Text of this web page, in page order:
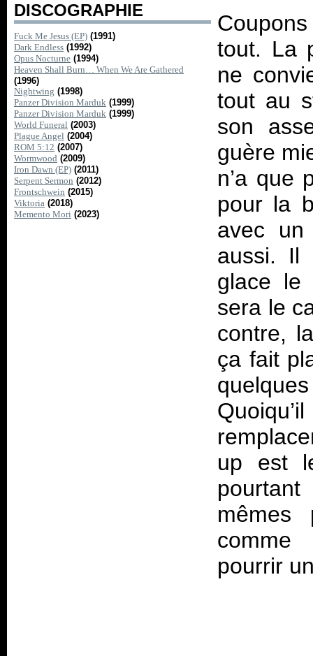
DISCOGRAPHIE
Fuck Me Jesus (EP) (1991)
Dark Endless (1992)
Opus Nocturne (1994)
Heaven Shall Burn… When We Are Gathered
(1996)
Nightwing (1998)
Panzer Division Marduk (1999)
Panzer Division Marduk (1999)
World Funeral (2003)
Plague Angel (2004)
ROM 5:12 (2007)
Wormwood (2009)
Iron Dawn (EP) (2011)
Serpent Sermon (2012)
Frontschwein (2015)
Viktoria (2018)
Memento Mori (2023)
tout. La
ne
tout au
son
guère
n’a que
pour la
avec un
aussi. Il
glace le
sera le
contre,
ça fait
up est
mêmes
comme